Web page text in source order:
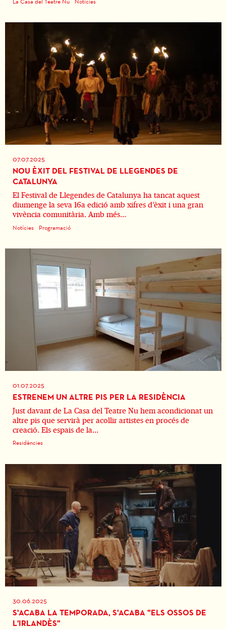
07.07.2025
NOU ÈXIT DEL FESTIVAL DE LLEGENDES DE
CATALUNYA
El Festival de Llegendes de Catalunya ha tancat aquest
diumenge la seva 16a edició amb xifres d’èxit i una gran
vivència comunitària. Amb més...
Notícies Programació
01.07.2025
ESTRENEM UN ALTRE PIS PER LA RESIDÈNCIA
Just davant de La Casa del Teatre Nu hem acondicionat un
altre pis que servirà per acollir artistes en procés de
creació. Els espais de la...
Residències
30.06.2025
S'ACABA LA TEMPORADA, S'ACABA "ELS OSSOS DE
L'IRLANDÈS"